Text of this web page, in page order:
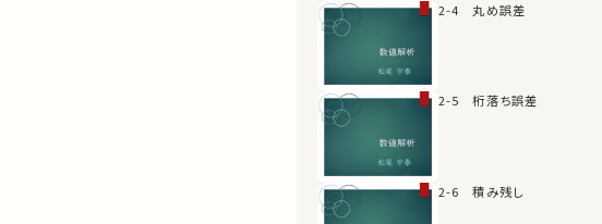
2-4 丸め誤差
2-5 桁落ち誤差
2-6 積み残し